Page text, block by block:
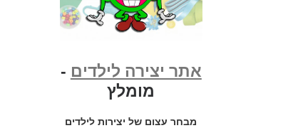
אתר יצירה לילדים -
מומלץ
מבחר עצום של יצירות לילדים